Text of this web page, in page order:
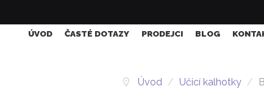
ÚVOD ČASTÉ DOTAZY PRODEJCI BLOG
Úvod / Učící kalhotky /